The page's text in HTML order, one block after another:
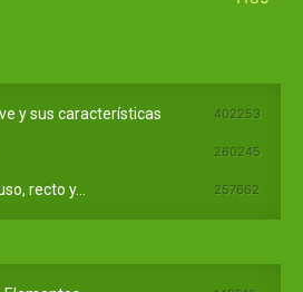
y sus características 402253
260245
recto y... 257662